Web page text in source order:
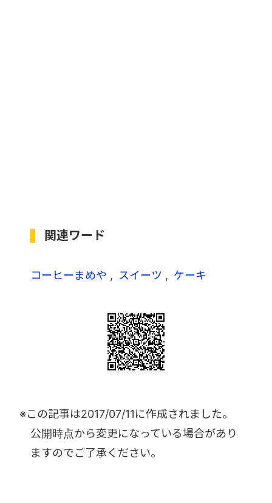
関連ワード
コーヒーまめや スイーツ ケーキ
※この記事は2017/07/11に作成されました。
公開時点から変更になっている場合があり
ますのでご了承ください。